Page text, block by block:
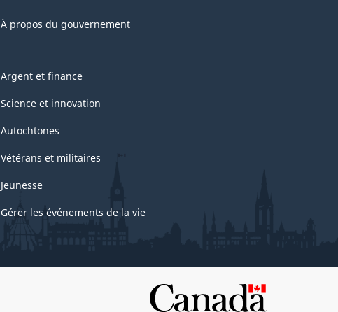
À propos du gouvernement
Argent et finance
Science et innovation
Autochtones
Vétérans et militaires
Jeunesse
Gérer les événements de la vie